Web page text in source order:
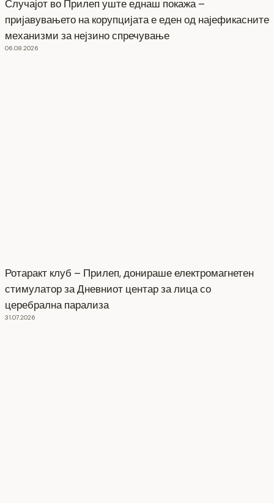
Случајот во Прилеп уште еднаш покажа –
пријавувањето на корупцијата е еден од најефикасните
механизми за нејзино спречување
06.08.2026
Ротаракт клуб – Прилеп, донираше електромагнетен
стимулатор за Дневниот центар за лица со
церебрална парализа
31.07.2026